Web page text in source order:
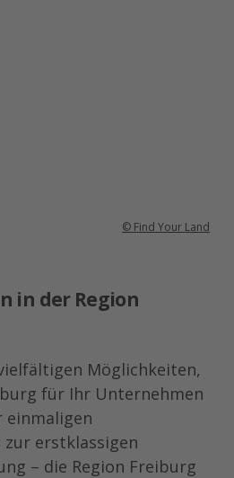
© Find Your Land
in der Region
Möglichkeiten,
für Ihr Unternehmen
einmaligen
erstklassigen
– die Region Freiburg